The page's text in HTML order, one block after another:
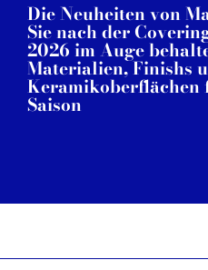
Die Neuheiten von
Sie nach der
2026 im Auge
Materialien, Finishs
Keramikoberflächen
Saison